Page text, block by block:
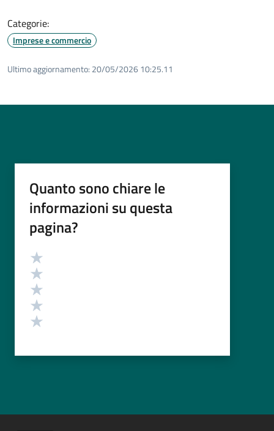
Categorie:
Imprese e commercio
Ultimo aggiornamento: 20/05/2026 10:25.11
Quanto sono chiare le
informazioni su questa
pagina?
Valutazione